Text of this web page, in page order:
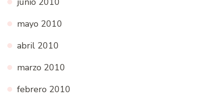
mayo 2010
abril 2010
marzo 2010
febrero 2010